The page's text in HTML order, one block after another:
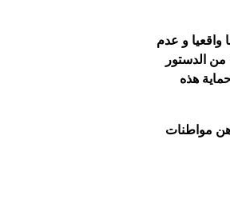
واقعيا و عدم
قصد حماية هذه
مواطنات